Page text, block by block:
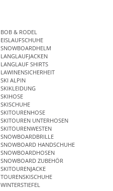
BOB & RODEL
EISLAUFSCHUHE
SNOWBOARDHELM
LANGLAUFJACKEN
LANGLAUF SHIRTS
LAWINENSICHERHEIT
SKI ALPIN
SKIKLEIDUNG
SKIHOSE
SKISCHUHE
SKITOURENHOSE
SKITOUREN UNTERHOSEN
SKITOURENWESTEN
SNOWBOARDBRILLE
SNOWBOARD HANDSCHUHE
SNOWBOARDHOSEN
SNOWBOARD ZUBEHÖR
SKITOURENJACKE
TOURENSKISCHUHE
WINTERSTIEFEL